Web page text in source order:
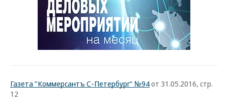
Газета "Коммерсантъ С-Петербург" №94от 31.05.2016, стр.
12